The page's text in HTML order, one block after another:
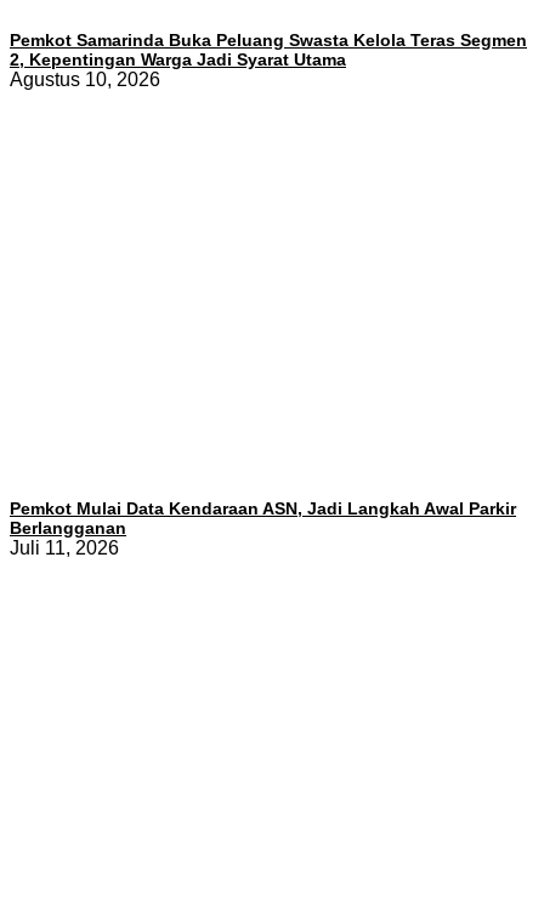
Pemkot Samarinda Buka Peluang Swasta Kelola Teras Segmen
2, Kepentingan Warga Jadi Syarat Utama
Agustus 10, 2026
Pemkot Mulai Data Kendaraan ASN, Jadi Langkah Awal Parkir
Berlangganan
Juli 11, 2026